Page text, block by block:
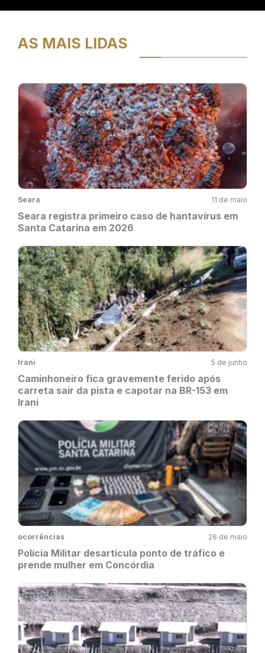
AS MAIS LIDAS
Seara 11 de maio
Seara registra primeiro caso de hantavírus em
Santa Catarina em 2026
Irani 5 de junho
Caminhoneiro fica gravemente ferido após
carreta sair da pista e capotar na BR-153 em
Irani
ocorrências 26 de maio
Polícia Militar desarticula ponto de tráfico e
prende mulher em Concórdia